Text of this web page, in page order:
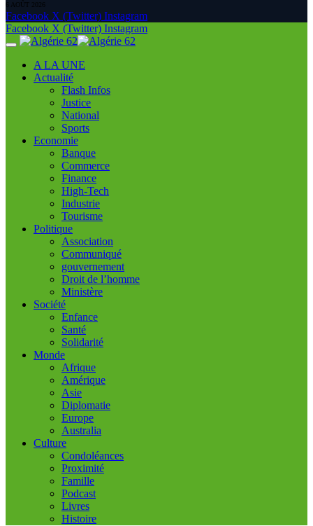
6 AOÛT 2026
Facebook X (Twitter) Instagram
Facebook X (Twitter) Instagram
A LA UNE
Actualité
Flash Infos
Justice
National
Sports
Economie
Banque
Commerce
Finance
High-Tech
Industrie
Tourisme
Politique
Association
Communiqué
gouvernement
Droit de l’homme
Ministère
Société
Enfance
Santé
Solidarité
Monde
Afrique
Amérique
Asie
Diplomatie
Europe
Australia
Culture
Condoléances
Proximité
Famille
Podcast
Livres
Histoire